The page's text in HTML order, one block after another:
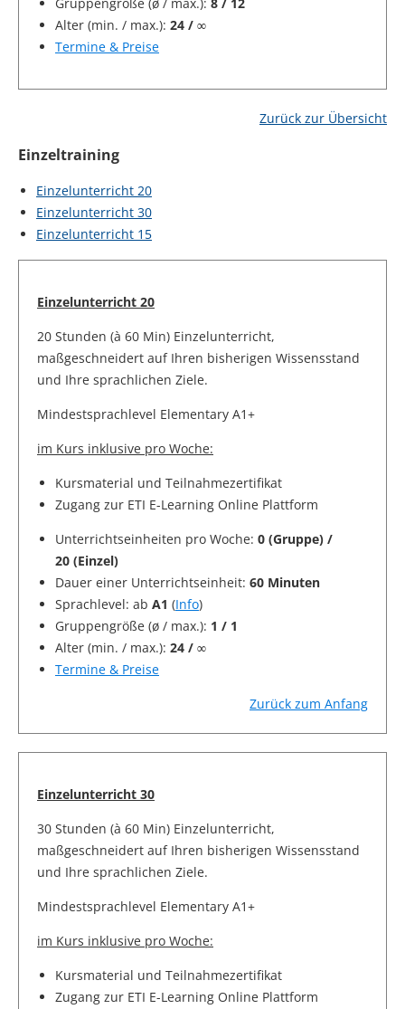
Alter (min. / max.): 24 / ∞
Termine & Preise
Zurück zur Übersicht
Einzeltraining
Einzelunterricht 20
Einzelunterricht 30
Einzelunterricht 15
Einzelunterricht 20
20 Stunden (à 60 Min) Einzelunterricht,
maßgeschneidert auf Ihren bisherigen Wissensstand
und Ihre sprachlichen Ziele.
Mindestsprachlevel Elementary A1+
im Kurs inklusive pro Woche:
Kursmaterial und Teilnahmezertifikat
Zugang zur ETI E-Learning Online Plattform
Unterrichtseinheiten pro Woche: 0 (Gruppe) /
20 (Einzel)
Dauer einer Unterrichtseinheit: 60 Minuten
Sprachlevel: ab A1 (Info)
Gruppengröße (ø / max.): 1 / 1
Alter (min. / max.): 24 / ∞
Termine & Preise
Zurück zum Anfang
Einzelunterricht 30
30 Stunden (à 60 Min) Einzelunterricht,
maßgeschneidert auf Ihren bisherigen Wissensstand
und Ihre sprachlichen Ziele.
Mindestsprachlevel Elementary A1+
im Kurs inklusive pro Woche:
Kursmaterial und Teilnahmezertifikat
Zugang zur ETI E-Learning Online Plattform